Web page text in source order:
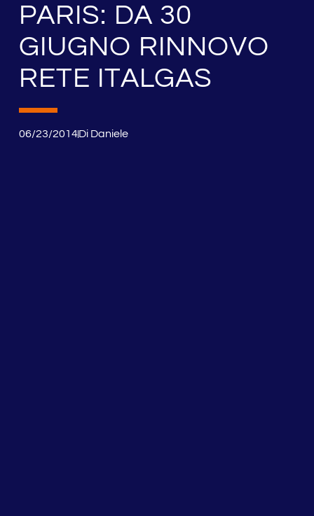
PARIS: DA 30
GIUGNO RINNOVO
RETE ITALGAS
06/23/2014DiDaniele